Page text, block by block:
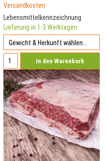
Versandkosten
Lebensmittelkennzeichnung
Lieferung in 1-3 Werktagen
In den Warenkorb